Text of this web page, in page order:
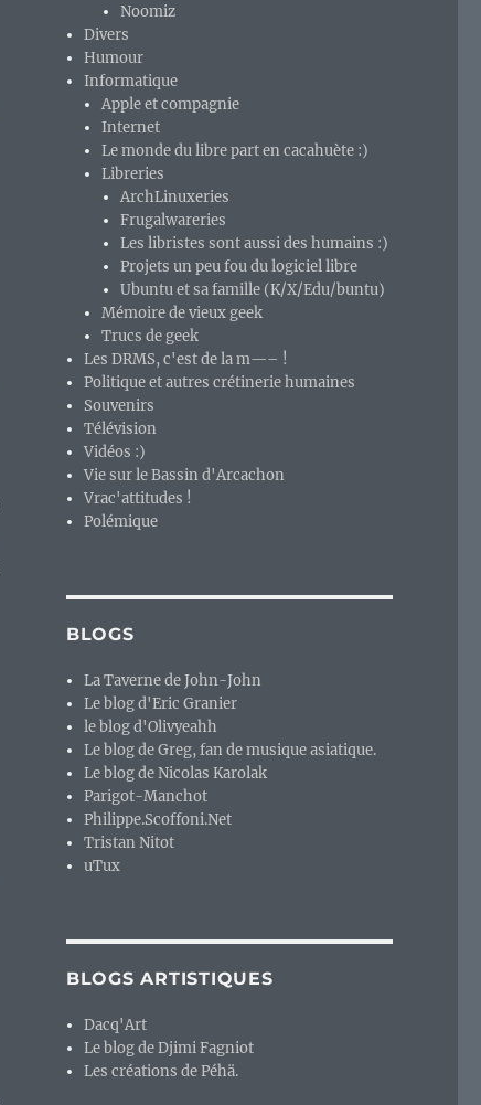
Noomiz
Divers
Humour
Informatique
Apple et compagnie
Internet
Le monde du libre part en cacahuète :)
Libreries
ArchLinuxeries
Frugalwareries
Les libristes sont aussi des humains :)
Projets un peu fou du logiciel libre
Ubuntu et sa famille (K/X/Edu/buntu)
Mémoire de vieux geek
Trucs de geek
Les DRMS, c'est de la m—– !
Politique et autres crétinerie humaines
Souvenirs
Télévision
Vidéos :)
Vie sur le Bassin d'Arcachon
Vrac'attitudes !
Polémique
BLOGS
La Taverne de John-John
Le blog d'Eric Granier
le blog d'Olivyeahh
Le blog de Greg, fan de musique asiatique.
Le blog de Nicolas Karolak
Parigot-Manchot
Philippe.Scoffoni.Net
Tristan Nitot
uTux
BLOGS ARTISTIQUES
Dacq'Art
Le blog de Djimi Fagniot
Les créations de Péhä.